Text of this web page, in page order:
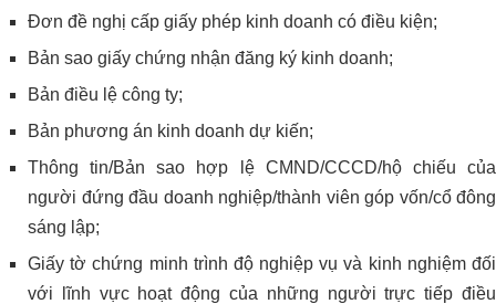
Đơn đề nghị cấp giấy phép kinh doanh có điều kiện;
Bản sao giấy chứng nhận đăng ký kinh doanh;
Bản điều lệ công ty;
Bản phương án kinh doanh dự kiến;
Thông tin/Bản sao hợp lệ CMND/CCCD/hộ chiếu của
người đứng đầu doanh nghiệp/thành viên góp vốn/cổ đông
sáng lập;
Giấy tờ chứng minh trình độ nghiệp vụ và kinh nghiệm đối
với lĩnh vực hoạt động của những người trực tiếp điều